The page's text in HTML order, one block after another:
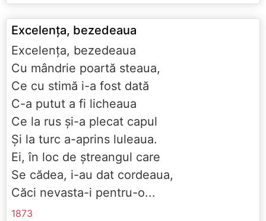
Excelenţa, bezedeaua
Excelenţa, bezedeaua
Cu mândrie poartă steaua,
Ce cu stimă i-a fost dată
C-a putut a fi licheaua
Ce la rus şi-a plecat capul
Şi la turc a-aprins luleaua.
Ei, în loc de ştreangul care
Se cădea, i-au dat cordeaua,
Căci nevasta-i pentru-o...
1873